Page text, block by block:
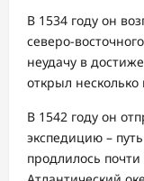
В 1534 году он
северо-
неудачу в
открыл
В 1542 году он
экспедицию –
продлилось